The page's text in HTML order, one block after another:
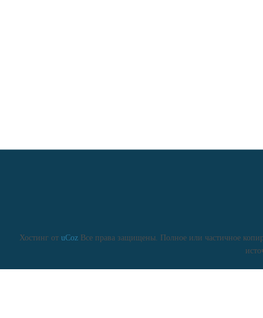
Хостинг от uCozВсе права защищены. Полное или частичное